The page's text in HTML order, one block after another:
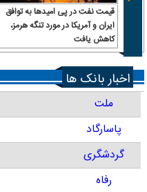
قیمت نفت در پی امیدها به توافق
ایران و آمریکا در مورد تنگه هرمز،
کاهش یافت
اخبار بانک ها
ملت
پاسارگاد
گردشگری
رفاه